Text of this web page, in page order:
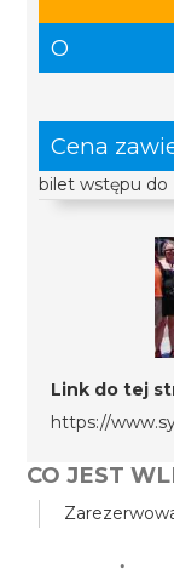
O
Cena
bilet wstępu do
Link do tej
https://
CO JEST